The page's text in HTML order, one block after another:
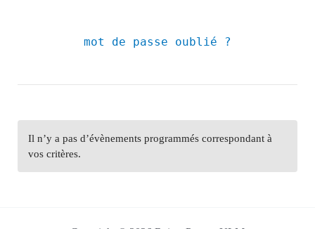
mot de passe oublié ?
Il n’y a pas d’évènements programmés correspondant à
vos critères.